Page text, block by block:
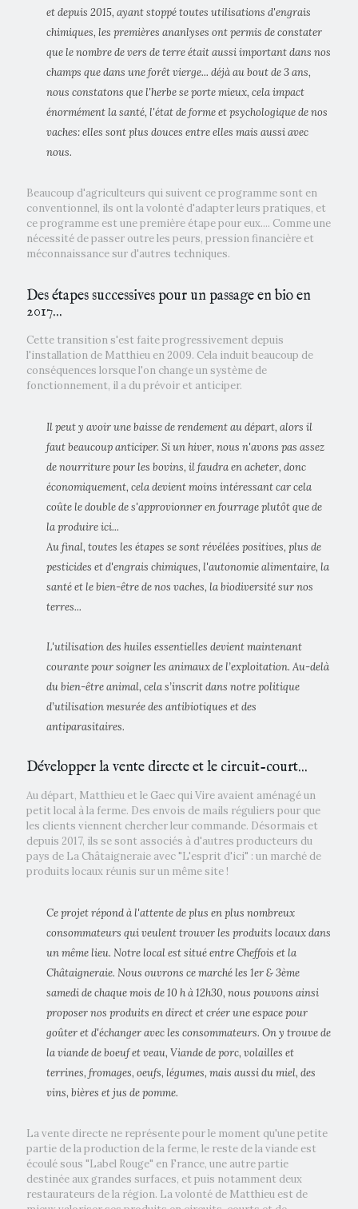
et depuis 2015, ayant stoppé toutes utilisations d'engrais
chimiques, les premières ananlyses ont permis de constater
que le nombre de vers de terre était aussi important dans nos
champs que dans une forêt vierge... déjà au bout de 3 ans,
nous constatons que l'herbe se porte mieux, cela impact
énormément la santé, l'état de forme et psychologique de nos
vaches: elles sont plus douces entre elles mais aussi avec
nous.
Beaucoup d'agriculteurs qui suivent ce programme sont en
conventionnel, ils ont la volonté d'adapter leurs pratiques, et
ce programme est une première étape pour eux.... Comme une
nécessité de passer outre les peurs, pression financière et
méconnaissance sur d'autres techniques.
Des étapes successives pour un passage en bio en
2017...
Cette transition s'est faite progressivement depuis
l'installation de Matthieu en 2009. Cela induit beaucoup de
conséquences lorsque l'on change un système de
fonctionnement, il a du prévoir et anticiper.
Il peut y avoir une baisse de rendement au départ, alors il
faut beaucoup anticiper. Si un hiver, nous n'avons pas assez
de nourriture pour les bovins, il faudra en acheter, donc
économiquement, cela devient moins intéressant car cela
coûte le double de s'approvionner en fourrage plutôt que de
la produire ici...
Au final, toutes les étapes se sont révélées positives, plus de
pesticides et d'engrais chimiques, l'autonomie alimentaire, la
santé et le bien-être de nos vaches, la biodiversité sur nos
terres...
L'utilisation des huiles essentielles devient maintenant
courante pour soigner les animaux de l’exploitation. Au-delà
du bien-être animal, cela s’inscrit dans notre politique
d’utilisation mesurée des antibiotiques et des
antiparasitaires.
Développer la vente directe et le circuit-court...
Au départ, Matthieu et le Gaec qui Vire avaient aménagé un
petit local à la ferme. Des envois de mails réguliers pour que
les clients viennent chercher leur commande. Désormais et
depuis 2017, ils se sont associés à d'autres producteurs du
pays de La Châtaigneraie avec "L'esprit d'ici" : un marché de
produits locaux réunis sur un même site !
Ce projet répond à l'attente de plus en plus nombreux
consommateurs qui veulent trouver les produits locaux dans
un même lieu. Notre local est situé entre Cheffois et la
Châtaigneraie. Nous ouvrons ce marché les 1er & 3ème
samedi de chaque mois de 10 h à 12h30, nous pouvons ainsi
proposer nos produits en direct et créer une espace pour
goûter et d'échanger avec les consommateurs. On y trouve de
la viande de boeuf et veau, Viande de porc, volailles et
terrines, fromages, oeufs, légumes, mais aussi du miel, des
vins, bières et jus de pomme.
La vente directe ne représente pour le moment qu'une petite
partie de la production de la ferme, le reste de la viande est
écoulé sous "Label Rouge" en France, une autre partie
destinée aux grandes surfaces, et puis notamment deux
restaurateurs de la région. La volonté de Matthieu est de